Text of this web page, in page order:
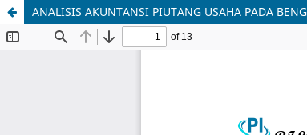
ANALISIS AKUNTANSI PIUTANG USAHA PADA